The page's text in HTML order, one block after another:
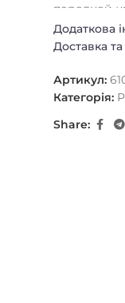
передней
хранения
боковыми
Додаткова
Доставка
Артикул:
Категорія:
Share: